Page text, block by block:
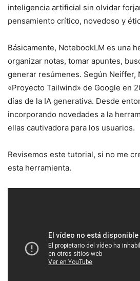
inteligencia artificial sin olvidar
pensamiento crítico, novedoso y
Básicamente, NotebookLM es una
organizar notas, tomar apuntes,
generar resúmenes. Según Neiffer,
«Proyecto Tailwind» de Google en
días de la IA generativa. Desde
incorporando novedades a la
ellas cautivadora para los usuarios.
Revisemos este tutorial, si no me
esta herramienta.